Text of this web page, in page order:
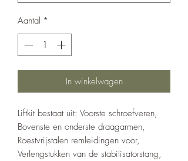
Aantal *
In winkelwagen
Liftkit bestaat uit: Voorste schroefveren,
Bovenste en onderste draagarmen,
Roestvrijstalen remleidingen voor,
Verlengstukken van de stabilisatorstang,